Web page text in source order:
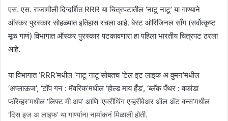
एस. एस. राजामौली दिग्दर्शित RRR या चित्रपटातील ‘नाटू नाटू’ या गाण्याने
ऑस्कर पुरस्कार सोहळ्यात इतिहास रचला आहे. बेस्ट ओरिजिनल साँग (सर्वोत्कृष्ट
मूळ गाणं) विभागात ऑस्कर पुरस्कार पटकावणारा हा पहिला भारतीय चित्रपट ठरला
आहे.
या विभागात ‘RRR’मधील ‘नाटू नाटू’सोबतच ‘टेल इट लाइक अ वुमन’मधील
‘अप्लाऊज’, ‘टॉप गन : मॅवरिक’मधील ‘होल्ड माय हँड’, ‘ब्लॅक पँथर : वकांडा
फॉरेव्हर’मधील ‘लिफ्ट मी अप’ आणि ‘एवरीथिंग एव्हरीवेअर ऑल ॲट वन्स’मधील
‘दिस इज अ लाइफ’ या गाण्यांना नामांकनं मिळाली होती.